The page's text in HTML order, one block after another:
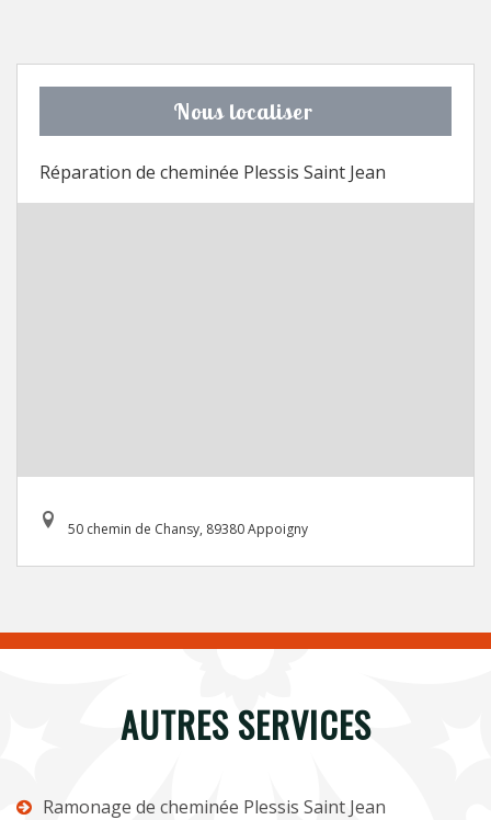
Nous localiser
Réparation de cheminée Plessis Saint Jean
50 chemin de Chansy, 89380 Appoigny
AUTRES SERVICES
Ramonage de cheminée Plessis Saint Jean